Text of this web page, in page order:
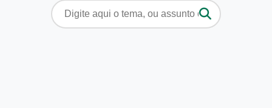
Pesquisar
por: